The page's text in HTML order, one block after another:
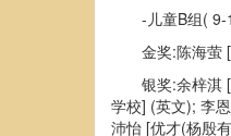
-儿童B组( 9-
金奖:陈海萤
银奖:余梓淇
学校] (英文); 李
沛怡 [优才(杨殷